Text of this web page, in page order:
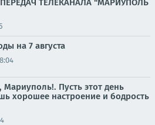
ТЕЛЕКАНАЛА "МАРИУПОЛЬ
на 7 августа
Мариуполь!. Пусть этот день
хорошее настроение и бодрость